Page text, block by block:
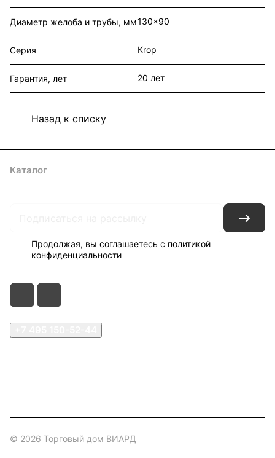
Диаметр желоба и трубы, мм130x90
Серия Krop
Гарантия, лет 20 лет
Назад к списку
Каталог
Продолжая, вы соглашаетесь с политикой
конфиденциальности
© 2026 Торговый дом ВИАРД